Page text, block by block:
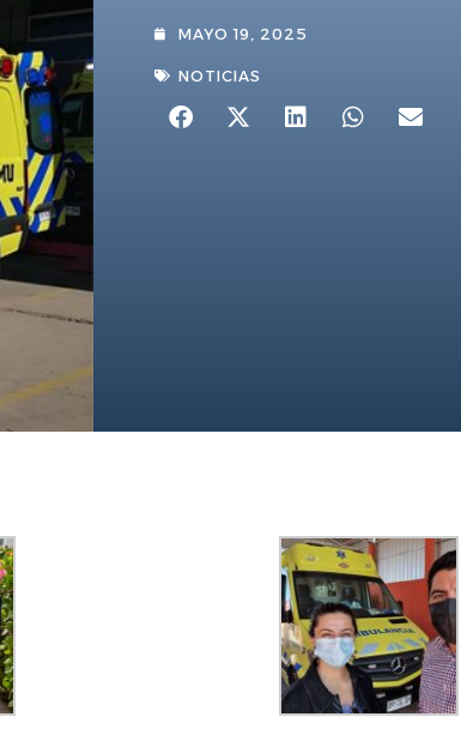
MAYO 19, 2025
NOTICIAS